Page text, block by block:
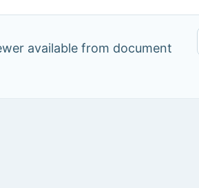
available from document